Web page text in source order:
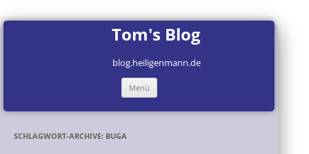
Tom's Blog
blog.heiligenmann.de
Menü Zum
springen
SCHLAGWORT-ARCHIVE: BUGA